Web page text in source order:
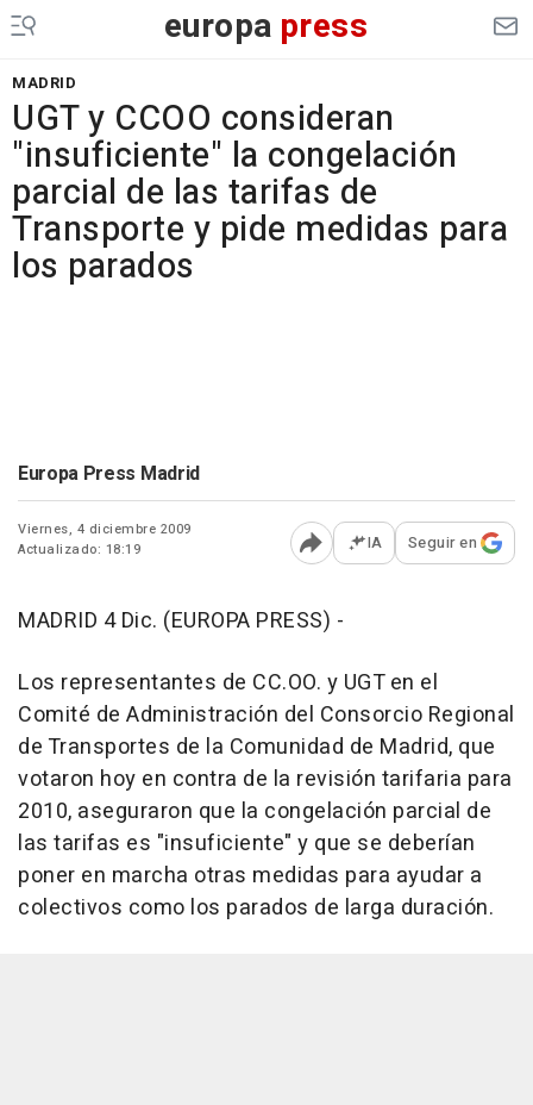
europa press
MADRID
UGT y CCOO consideran
"insuficiente" la congelación
parcial de las tarifas de
Transporte y pide medidas para
los parados
Europa Press Madrid
Viernes, 4 diciembre 2009
Actualizado: 18:19
Abrir opciones para
IA Seguir en
MADRID 4 Dic. (EUROPA PRESS) -
Los representantes de CC.OO. y UGT en el
Comité de Administración del Consorcio Regional
de Transportes de la Comunidad de Madrid, que
votaron hoy en contra de la revisión tarifaria para
2010, aseguraron que la congelación parcial de
las tarifas es "insuficiente" y que se deberían
poner en marcha otras medidas para ayudar a
colectivos como los parados de larga duración.